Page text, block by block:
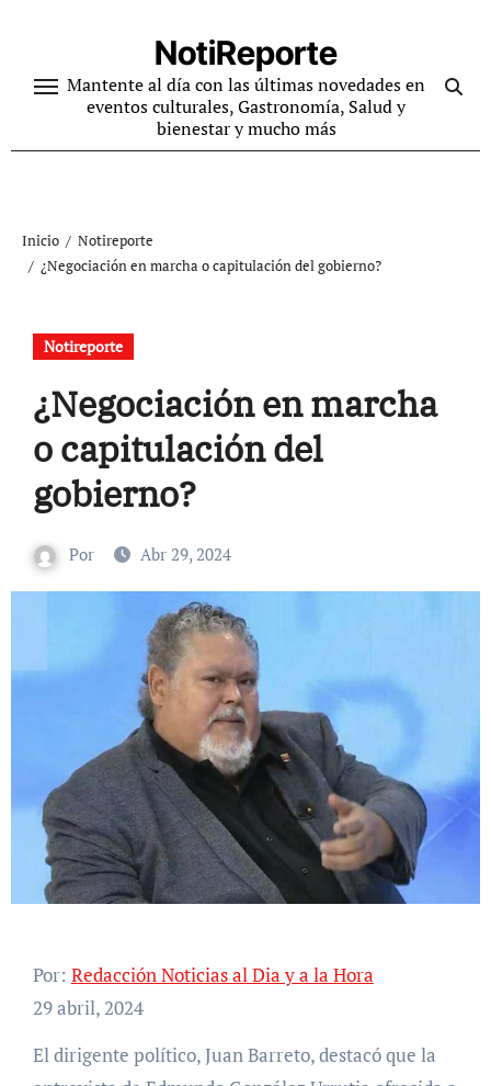
contenido
NotiReporte
Mantente al día con las últimas novedades en
eventos culturales, Gastronomía, Salud y
bienestar y mucho más
Inicio
Notireporte
¿Negociación en marcha o capitulación del gobierno?
Notireporte
¿Negociación en marcha
o capitulación del
gobierno?
Por Abr 29, 2024
Por: Redacción Noticias al Dia y a la Hora
29 abril, 2024
El dirigente político, Juan Barreto, destacó que la